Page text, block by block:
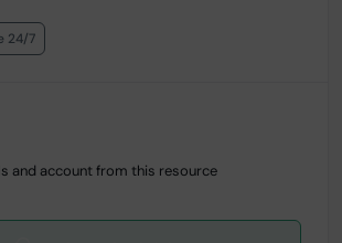
24/7
and account from this resource